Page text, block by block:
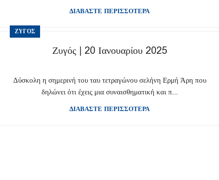
ΔΙΑΒΑΣΤΕ ΠΕΡΙΣΣΟΤΕΡΑ
ΖΥΓΌΣ
Ζυγός | 20 Ιανουαρίου 2025
Δύσκολη η σημερινή του ταυ τετραγώνου σελήνη Ερμή Άρη που
δηλώνει ότι έχεις μια συναισθηματική και π...
ΔΙΑΒΑΣΤΕ ΠΕΡΙΣΣΟΤΕΡΑ